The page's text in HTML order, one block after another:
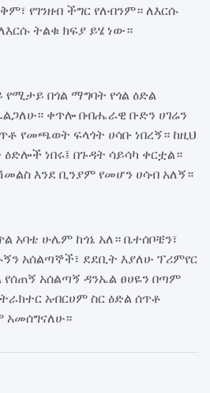
የገንዘብ ችግር የለብንም። ለእርሱ
ትልቁ ክፍያ ይሄ ነው።
የሚታይ በጎል ማግባት የጎል ዕድል
ቀጥሎ በብሔራዊ ቡድን ሀገሬን
የመጫወት ፍላጎት ሀሳቡ ነበረኝ። ከዚህ
ነበሩ፤ በጉዳት ሳይሳካ ቀርቷል።
እንደ ቢንያም የመሆን ሀሳብ አለኝ።
አባቴ ሁሌም ከጎኔ አለ። ቤተሰቦቼን፣
አሰልጣኞች፣ ደደቢት እያለሁ ፕሪምየር
አሰልጣኝ ዳንኤል ፀሀዬን በጣም
አብርሀም ስር ዕድል ሰጥቶ
አመሰግናለሁ።